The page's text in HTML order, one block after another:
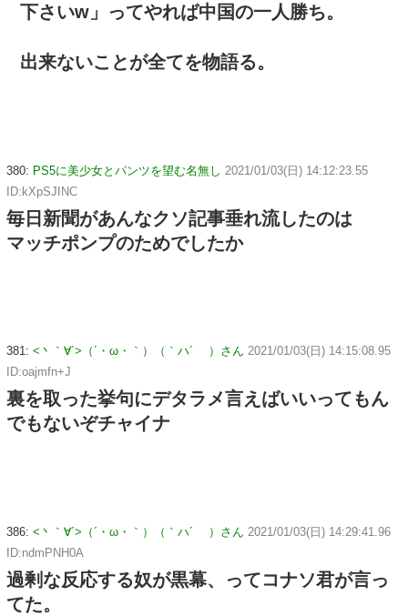
下さいw」ってやれば中国の一人勝ち。
出来ないことが全てを物語る。
380: PS5に美少女とパンツを望む名無し 2021/01/03(日) 14:12:23.55
ID:kXpSJINC
毎日新聞があんなクソ記事垂れ流したのは
マッチポンプのためでしたか
381: <丶｀∀´>（´・ω・｀）（｀ハ´ ）さん 2021/01/03(日) 14:15:08.95
ID:oajmfn+J
裏を取った挙句にデタラメ言えばいいってもん
でもないぞチャイナ
386: <丶｀∀´>（´・ω・｀）（｀ハ´ ）さん 2021/01/03(日) 14:29:41.96
ID:ndmPNH0A
過剰な反応する奴が黒幕、ってコナソ君が言っ
てた。